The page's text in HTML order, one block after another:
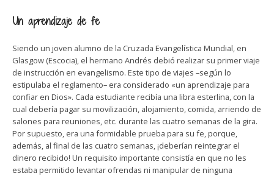
Un aprendizaje de fe
Siendo un joven alumno de la Cruzada Evangelística Mundial, en
Glasgow (Escocia), el hermano Andrés debió realizar su primer viaje
de instrucción en evangelismo. Este tipo de viajes –según lo
estipulaba el reglamento– era considerado «un aprendizaje para
confiar en Dios». Cada estudiante recibía una libra esterlina, con la
cual debería pagar su movilización, alojamiento, comida, arriendo de
salones para reuniones, etc. durante las cuatro semanas de la gira.
Por supuesto, era una formidable prueba para su fe, porque,
además, al final de las cuatro semanas, ¡deberían reintegrar el
dinero recibido! Un requisito importante consistía en que no les
estaba permitido levantar ofrendas ni manipular de ninguna